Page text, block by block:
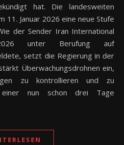
hat. Die landesweiten
11. Januar 2026 eine neue Stufe
der Sender Iran International
unter Berufung auf
setzt die Regierung in der
Überwachungsdrohnen ein,
zu kontrollieren und zu
einer nun schon drei Tage